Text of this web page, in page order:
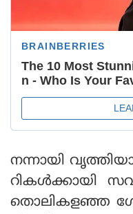
നന്നായി
റികൾക്കായി
തൊലികളഞ്ഞ